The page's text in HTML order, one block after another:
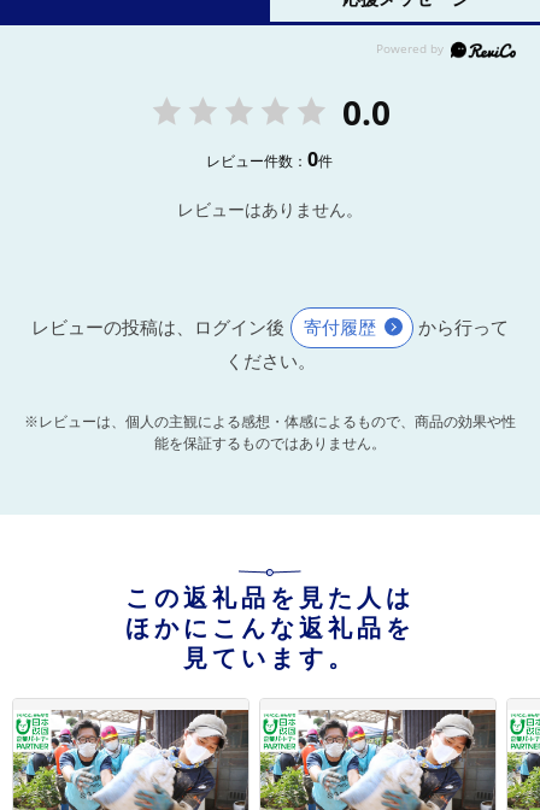
0.0
レビュー件数：0件
レビューはありません。
レビューの投稿は、ログイン後 寄付履歴
から行って
ください。
※レビューは、個人の主観による感想・体感によるもので、商品の効果や性
能を保証するものではありません。
この返礼品を見た人は
ほかにこんな返礼品を
見ています。